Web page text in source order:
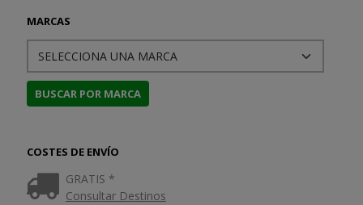
MARCAS
COSTES DE ENVÍO
GRATIS *
Consultar Destinos